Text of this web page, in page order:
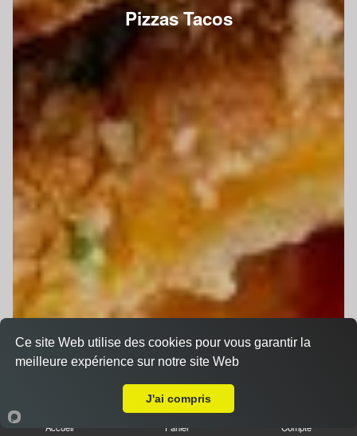
Pizzas Tacos
Accueil Panier Compte
Ce site Web utilise des cookies pour vous garantir la
meilleure expérience sur notre site Web
J'ai compris